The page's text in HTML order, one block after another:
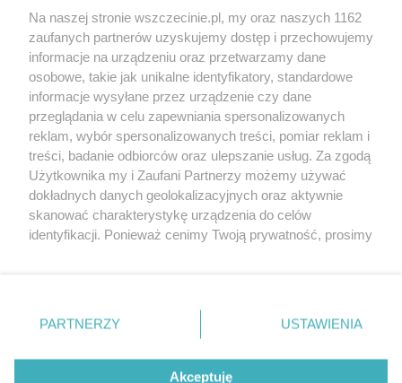
Wernisaże
Więcej
Specjalny koncert z okazji
20. urodzin portalu
wSzczecinie.pl
Regulamin konkursów
śniadaniówka "Hej
Szczecin! Jest piątek!"
Partnerzy
Praca Szczecin
© 2026 wSzczecinie.pl
Na naszej stronie wszczecinie.pl, my oraz naszych 1162
zaufanych partnerów uzyskujemy dostęp i przechowujemy
informacje na urządzeniu oraz przetwarzamy dane
osobowe, takie jak unikalne identyfikatory, standardowe
informacje wysyłane przez urządzenie czy dane
przeglądania w celu zapewniania spersonalizowanych
reklam, wybór spersonalizowanych treści, pomiar reklam i
treści, badanie odbiorców oraz ulepszanie usług. Za zgodą
Użytkownika my i Zaufani Partnerzy możemy używać
dokładnych danych geolokalizacyjnych oraz aktywnie
skanować charakterystykę urządzenia do celów
identyfikacji. Ponieważ cenimy Twoją prywatność, prosimy
prywatności znajdujący się w lewym dolnym rogu strony
. Niektóre rodzaje przetwarzania danych nie wymagają
takiemu przetwarzaniu. Preferencje będą miały
PARTNERZY USTAWIENIA
Akceptuję